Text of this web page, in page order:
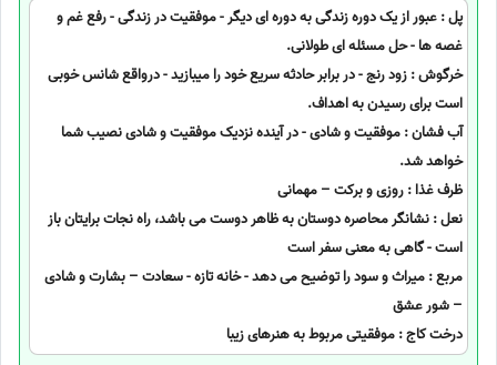
پل : عبور از یک دوره زندگی به دوره ای دیگر - موفقیت در زندگی - رفع غم و
غصه ها - حل مسئله ای طولانی.
خرگوش : زود رنج - در برابر حادثه سریع خود را میبازید - درواقع شانس خوبی
است برای رسیدن به اهداف.
آب فشان : موفقیت و شادی - در آینده نزدیک موفقیت و شادی نصیب شما
خواهد شد.
ظرف غذا : روزی و برکت – مهمانی
نعل : نشانگر محاصره دوستان به ظاهر دوست می باشد، راه نجات برایتان باز
است - گاهی به معنی سفر است
مربع : میراث و سود را توضیح می دهد - خانه تازه - سعادت – بشارت و شادی
– شور عشق
درخت کاج : موفقیتی مربوط به هنرهای زیبا